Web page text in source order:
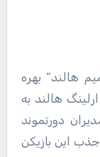
هالند” بهره
هالند به
دورتموند
جذب این بازیکن